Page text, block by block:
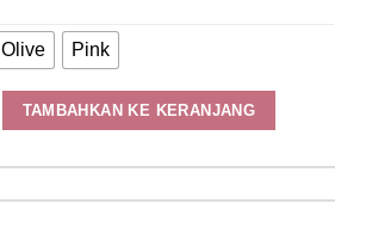
Olive Pink
TAMBAHKAN KE KERANJANG